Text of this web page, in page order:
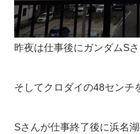
昨夜は仕事後にガンダムS
そしてクロダイの48センチ
Sさんが仕事終了後に浜名